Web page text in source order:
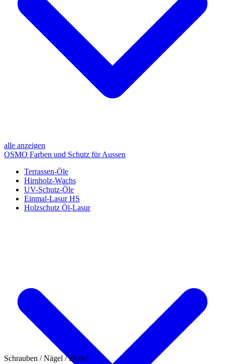
alle anzeigen
OSMO Farben und Schutz für Aussen
Terrassen-Öle
Hirnholz-Wachs
UV-Schutz-Öle
Einmal-Lasur HS
Holzschutz Öl-Lasur
Schrauben / Nägel / Dübel